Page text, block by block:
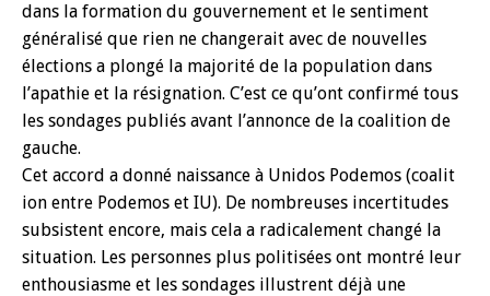
dans la formation du gouvernement et le sentiment
généralisé que rien ne changerait avec de nouvelles
élections a plongé la majorité de la population dans
l’apathie et la résignation. C’est ce qu’ont confirmé tous
les sondages publiés avant l’annonce de la coalition de
gauche.
Cet accord a donné naissance à Unidos Podemos (coalit
ion entre Podemos et IU). De nombreuses incertitudes
subsistent encore, mais cela a radicalement changé la
situation. Les personnes plus politisées ont montré leur
enthousiasme et les sondages illustrent déjà une